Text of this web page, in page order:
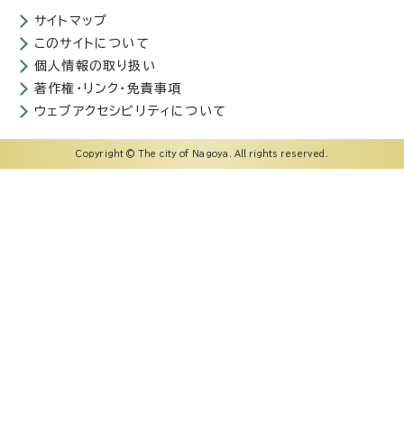
サイトマップ
このサイトについて
個人情報の取り扱い
著作権・リンク・免責事項
ウェブアクセシビリティについて
Copyright © The city of Nagoya. All rights reserved.